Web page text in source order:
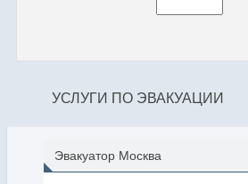
УСЛУГИ ПО ЭВАКУАЦИИ
Эвакуатор Москва